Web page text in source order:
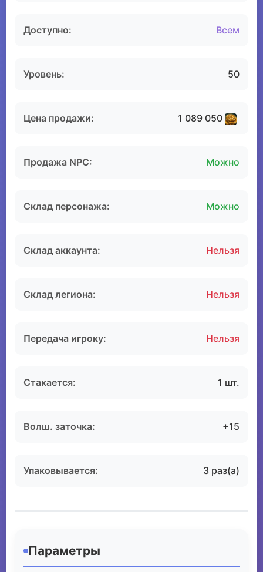
Доступно: Всем
Уровень: 50
Цена продажи: 1 089 050
Продажа NPC: Можно
Склад персонажа: Можно
Склад аккаунта: Нельзя
Склад легиона: Нельзя
Передача игроку: Нельзя
Стакается: 1 шт.
Волш. заточка: +15
Упаковывается: 3 раз(а)
Параметры